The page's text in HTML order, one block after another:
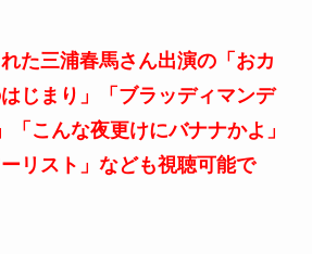
た三浦春馬さん出演の「おカ
じまり」「ブラッディマンデ
「こんな夜更けにバナナかよ」
ーリスト」なども視聴可能で